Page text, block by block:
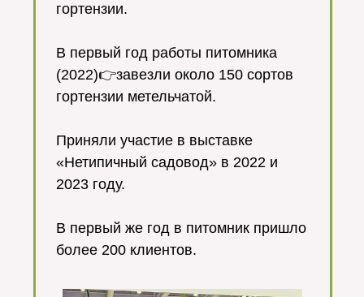
гортензии.
В первый год работы питомника
(2022)👉завезли около 150 сортов
гортензии метельчатой.
Приняли участие в выставке
«Нетипичный садовод» в 2022 и
2023 году.
В первый же год в питомник пришло
более 200 клиентов.